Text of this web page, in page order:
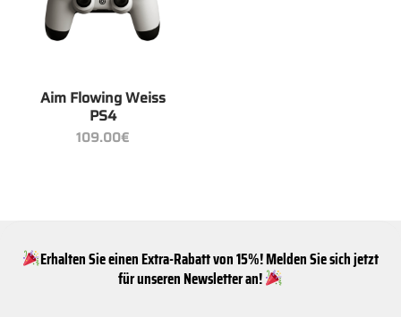
Aim Flowing Weiss
PS4
109.00€
Erhalten Sie einen Extra-Rabatt von 15%! Melden Sie sich jetzt
für unseren Newsletter an!